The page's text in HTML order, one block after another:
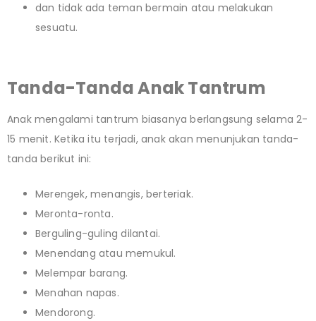
dan tidak ada teman bermain atau melakukan
sesuatu.
Tanda-Tanda Anak Tantrum
Anak mengalami tantrum biasanya berlangsung selama 2-
15 menit. Ketika itu terjadi, anak akan menunjukan tanda-
tanda berikut ini:
Merengek, menangis, berteriak.
Meronta-ronta.
Berguling-guling dilantai.
Menendang atau memukul.
Melempar barang.
Menahan napas.
Mendorong.